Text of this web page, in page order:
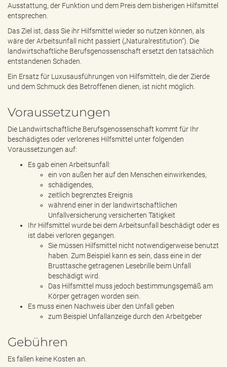
Ausstattung, der Funktion und dem Preis dem bisherigen Hilfsmittel
entsprechen.
Das Ziel ist, dass Sie ihr Hilfsmittel wieder so nutzen können, als
wäre der Arbeitsunfall nicht passiert („Naturalrestitution“). Die
landwirtschaftliche Berufsgenossenschaft ersetzt den tatsächlich
entstandenen Schaden.
Ein Ersatz für Luxusausführungen von Hilfsmitteln, die der Zierde
und dem Schmuck des Betroffenen dienen, ist nicht möglich.
Voraussetzungen
Die Landwirtschaftliche Berufsgenossenschaft kommt für Ihr
beschädigtes oder verlorenes Hilfsmittel unter folgenden
Voraussetzungen auf:
Es gab einen Arbeitsunfall:
ein von außen her auf den Menschen einwirkendes,
schädigendes,
zeitlich begrenztes Ereignis
während einer in der landwirtschaftlichen
Unfallversicherung versicherten Tätigkeit
Ihr Hilfsmittel wurde bei dem Arbeitsunfall beschädigt oder es
ist dabei verloren gegangen.
Sie müssen Hilfsmittel nicht notwendigerweise benutzt
haben. Zum Beispiel kann es sein, dass eine in der
Brusttasche getragenen Lesebrille beim Unfall
beschädigt wird.
Das Hilfsmittel muss jedoch bestimmungsgemäß am
Körper getragen worden sein.
Es muss einen Nachweis über den Unfall geben
zum Beispiel Unfallanzeige durch den Arbeitgeber
Gebühren
Es fallen keine Kosten an.